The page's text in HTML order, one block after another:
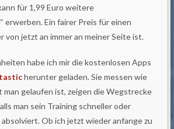
für 1,99 Euro weitere
erwerben. Ein fairer Preis für einen
von jetzt an immer an meiner Seite ist.
habe ich mir die kostenlosen Apps
herunter geladen. Sie messen wie
man gelaufen ist, zeigen die Wegstrecke
man sein Training schneller oder
Ob ich jetzt wieder anfange zu